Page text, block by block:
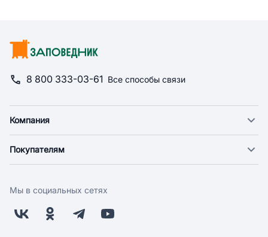
8 800 333-03-61 Все способы связи
Компания
Новости
Поставщикам
Заводчикам
Покупателям
Оплата
Бонусная программа
Мы в социальных сетях